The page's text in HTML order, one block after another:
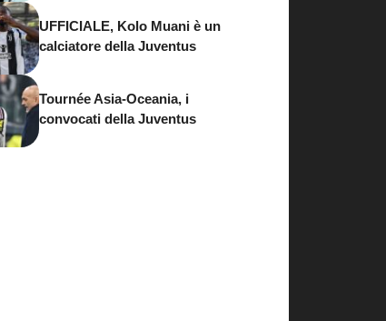
UFFICIALE, Kolo Muani è un
calciatore della Juventus
Tournée Asia-Oceania, i
convocati della Juventus